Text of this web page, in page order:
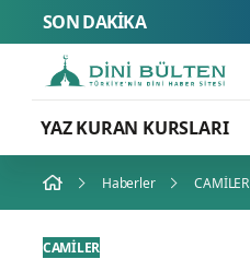
SON DAKİKA
YAZ KURAN KURSLARI
Haberler CAMİLER
CAMİLER